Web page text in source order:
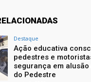
Destaque
Ação educativa
pedestres e
segurança em alusão
do Pedestre